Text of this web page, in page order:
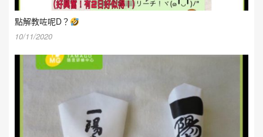
點解教咗呢D？
10/11/2020